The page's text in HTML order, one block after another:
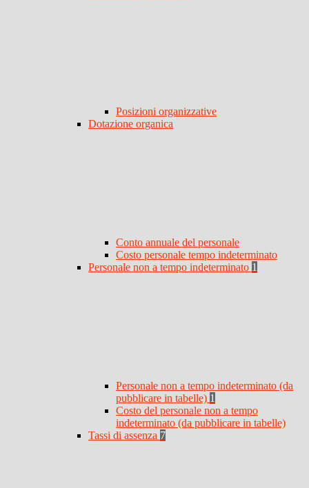
Posizioni organizzative
Dotazione organica
Conto annuale del personale
Costo personale tempo indeterminato
Personale non a tempo indeterminato 1
Personale non a tempo indeterminato (da
pubblicare in tabelle) 1
Costo del personale non a tempo
indeterminato (da pubblicare in tabelle)
Tassi di assenza 7